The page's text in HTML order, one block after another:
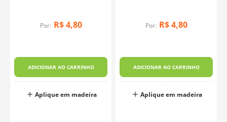
Por: R$ 4,80
ADICIONAR AO CARRINHO
Aplique em madeira
Por: R$ 4,80
ADICIONAR AO CARRINHO
Aplique em madeira